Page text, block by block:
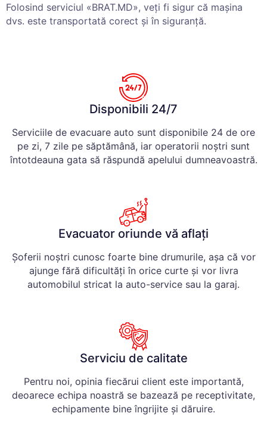
Folosind serviciul «BRAT.MD», veți fi sigur că mașina
dvs. este transportată corect și în siguranță.
Disponibili 24/7
Serviciile de evacuare auto sunt disponibile 24 de ore
pe zi, 7 zile pe săptămână, iar operatorii noștri sunt
întotdeauna gata să răspundă apelului dumneavoastră.
Evacuator oriunde vă aflați
Șoferii noștri cunosc foarte bine drumurile, așa că vor
ajunge fără dificultăți în orice curte și vor livra
automobilul stricat la auto-service sau la garaj.
Serviciu de calitate
Pentru noi, opinia fiecărui client este importantă,
deoarece echipa noastră se bazează pe receptivitate,
echipamente bine îngrijite și dăruire.